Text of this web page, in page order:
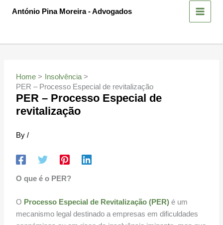
António Pina Moreira - Advogados
Home
Insolvência
PER – Processo Especial de revitalização
PER – Processo Especial de
revitalização
By /
O que é o PER?
O Processo Especial de Revitalização (PER)é um
mecanismo legal destinado a empresas em dificuldades